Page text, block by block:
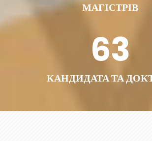
МАГІСТРІВ
63
КАНДИДАТА ТА